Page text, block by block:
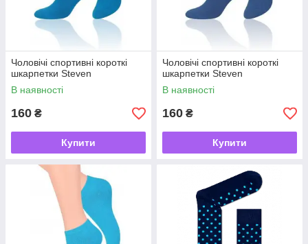
Чоловічі спортивні короткі
шкарпетки Steven
В наявності
160 ₴
Купити
Чоловічі спортивні короткі
шкарпетки Steven
В наявності
160 ₴
Купити